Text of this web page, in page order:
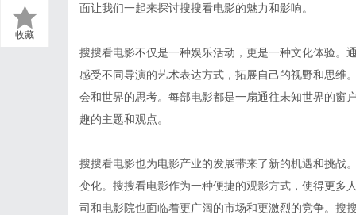
收藏
面让我们一起来探讨搜搜看电影的魅力和影响。
搜搜看电影不仅是一种娱乐活动，更是一种文化体验。
感受不同导演的艺术表达方式，拓展自己的视野和思维
会和世界的思考。每部电影都是一扇通往未知世界的窗
趣的主题和观点。
搜搜看电影也为电影产业的发展带来了新的机遇和挑战
变化。搜搜看电影作为一种便捷的观影方式，使得更多
司和电影院也面临着更广阔的市场和更激烈的竞争。搜